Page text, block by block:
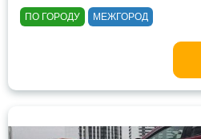
ПО ГОРОДУ МЕЖГОРОД